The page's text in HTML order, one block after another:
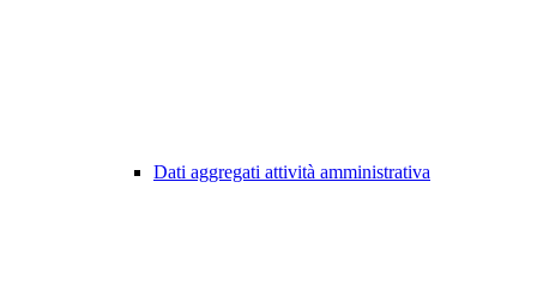
Dati aggregati attività amministrativa